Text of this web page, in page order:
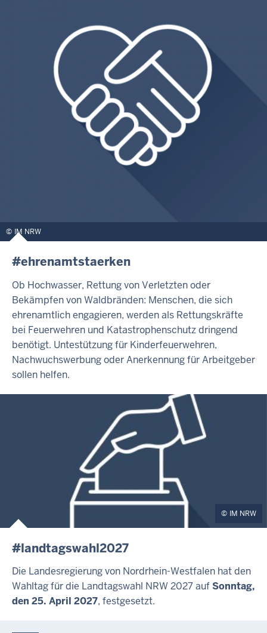
IM NRW
#ehrenamtstaerken
Ob Hochwasser, Rettung von Verletzten oder
Bekämpfen von Waldbränden: Menschen, die sich
ehrenamtlich engagieren, werden als Rettungskräfte
bei Feuerwehren und Katastrophenschutz dringend
benötigt. Untestützung für Kinderfeuerwehren,
Nachwuchswerbung oder Anerkennung für Arbeitgeber
sollen helfen.
IM NRW
#landtagswahl2027
Die Landesregierung von Nordrhein-Westfalen hat den
Wahltag für die Landtagswahl NRW 2027 aufSonntag,
den 25. April 2027, festgesetzt.